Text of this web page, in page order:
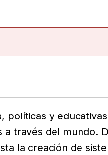
políticas y
través del mundo.
la creación de